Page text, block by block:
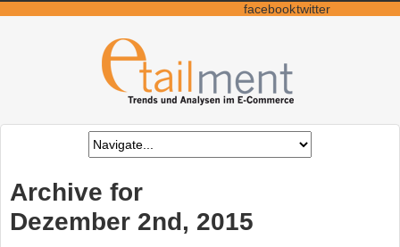
facebooktwitter
Archive for
Dezember 2nd, 2015